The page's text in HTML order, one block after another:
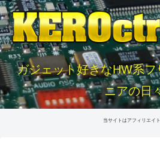
ガジェット好きなHW系
ニアの日
当サイトはアフィリエイ